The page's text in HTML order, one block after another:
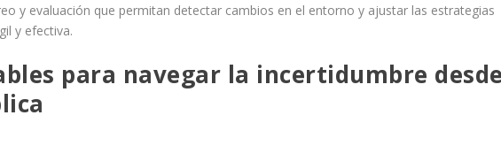
y evaluación que permitan detectar cambios en el entorno y ajustar las estrategias
y efectiva.
para navegar la incertidumbre